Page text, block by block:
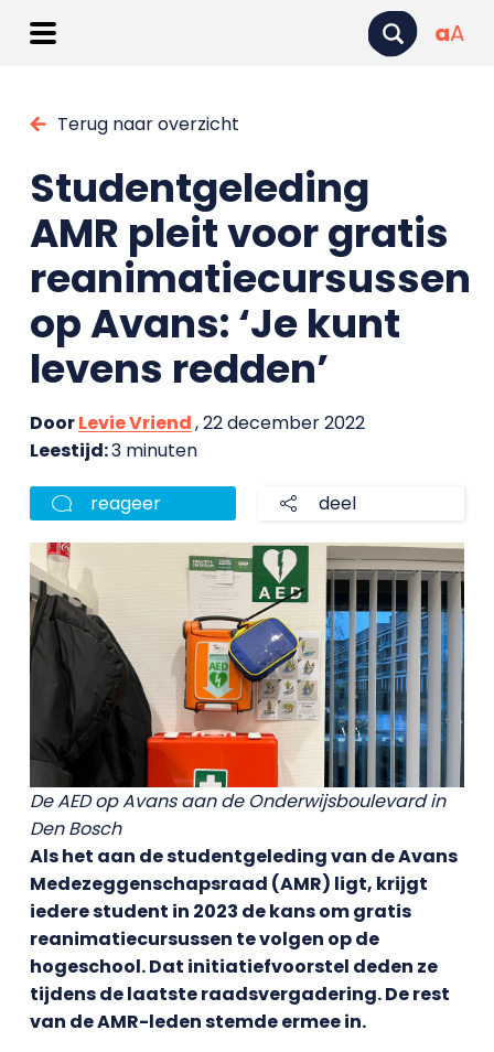
aA
Terug naar overzicht
Studentgeleding
AMR pleit voor gratis
reanimatiecursussen
op Avans: ‘Je kunt
levens redden’
DoorLevie Vriend, 22 december 2022
Leestijd:3 minuten
reageer deel
De AED op Avans aan de Onderwijsboulevard in
Den Bosch
Als het aan de studentgeleding van de Avans
Medezeggenschapsraad (AMR) ligt, krijgt
iedere student in 2023 de kans om gratis
reanimatiecursussen te volgen op de
hogeschool. Dat initiatiefvoorstel deden ze
tijdens de laatste raadsvergadering. De rest
van de AMR-leden stemde ermee in.